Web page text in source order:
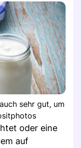
sehr gut, um
oder eine
auf